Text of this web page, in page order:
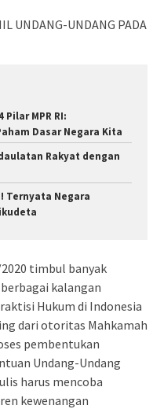
UNDANG-UNDANG PADA
MPR RI:
Dasar Negara Kita
Rakyat dengan
Ternyata Negara
2020 timbul banyak
kalangan
Hukum di Indonesia
dari otoritas Mahkamah
pembentukan
Undang-Undang
harus mencoba
kewenangan